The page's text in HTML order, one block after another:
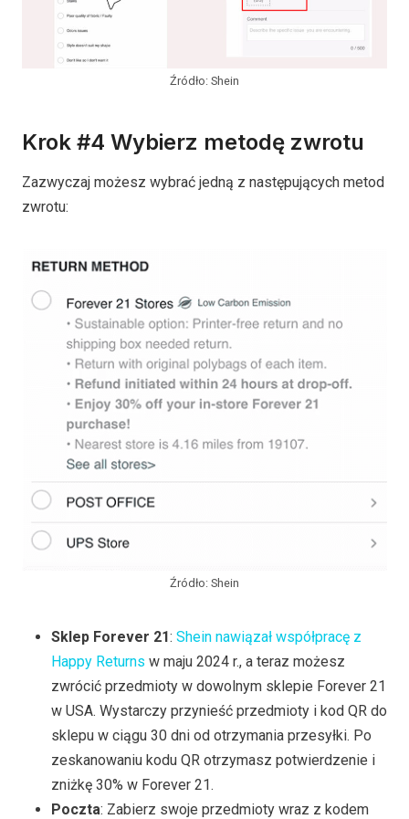
Źródło: Shein
Krok #4 Wybierz metodę zwrotu
Zazwyczaj możesz wybrać jedną z następujących metod
zwrotu:
Źródło: Shein
Sklep Forever 21: Shein nawiązał współpracę z
Happy Returns w maju 2024 r., a teraz możesz
zwrócić przedmioty w dowolnym sklepie Forever 21
w USA. Wystarczy przynieść przedmioty i kod QR do
sklepu w ciągu 30 dni od otrzymania przesyłki. Po
zeskanowaniu kodu QR otrzymasz potwierdzenie i
zniżkę 30% w Forever 21.
Poczta: Zabierz swoje przedmioty wraz z kodem